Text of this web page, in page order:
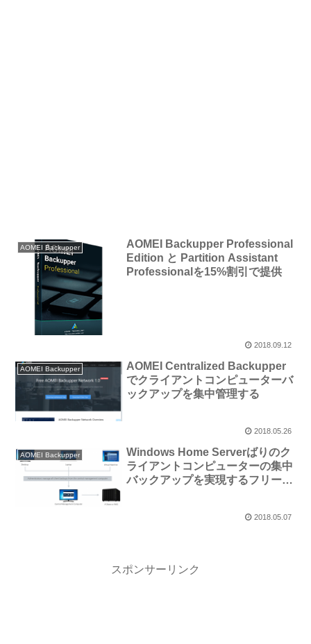
AOMEI Backupper
AOMEI Backupper Professional
Edition と Partition Assistant
Professionalを15%割引で提供
2018.09.12
AOMEI Backupper
AOMEI Centralized Backupper
でクライアントコンピューターバ
ックアップを集中管理する
2018.05.26
AOMEI Backupper
Windows Home Serverばりのク
ライアントコンピューターの集中
バックアップを実現するフリーの
シンのバックアップにも対応2018.05.07
スポンサーリンク